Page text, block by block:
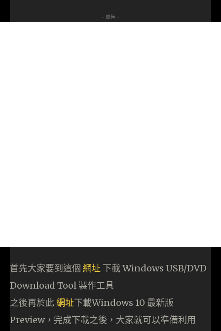
- 廣告 -
首先大家要到這個 網址 下載 Windows USB/DVD
Download Tool 製作工具
之後再於此網址下載Windows 10 最新版
Preview，完成下載之後，大家就可以準備利用